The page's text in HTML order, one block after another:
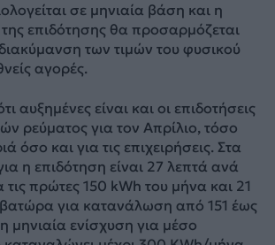
σε μηνιαία βάση και η
της επιδότησης θα προσαρμόζεται
των τιμών του φυσικού
αγορές.
αυξημένες είναι και οι επιδοτήσεις
ρεύματος για τον Απρίλιο, τόσο
όσο και για τις επιχειρήσεις. Στα
η επιδότηση είναι 27 λεπτά ανά
τις πρώτες 150 kWh του μήνα και 21
για κατανάλωση από 151 έως
μηνιαία ενίσχυση για μέσο